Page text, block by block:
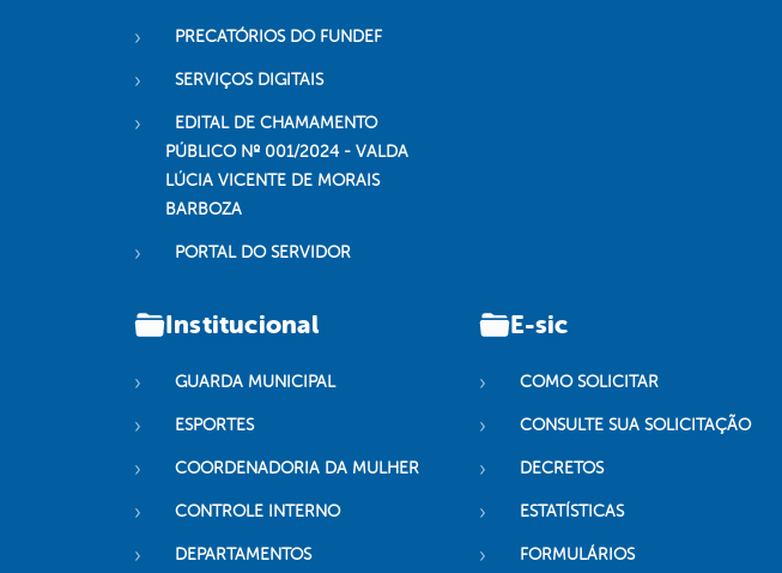
PRECATÓRIOS DO FUNDEF
SERVIÇOS DIGITAIS
EDITAL DE CHAMAMENTO
PÚBLICO Nº 001/2024 - VALDA
LÚCIA VICENTE DE MORAIS
BARBOZA
PORTAL DO SERVIDOR
Institucional
GUARDA MUNICIPAL
ESPORTES
COORDENADORIA DA MULHER
CONTROLE INTERNO
DEPARTAMENTOS
E-sic
COMO SOLICITAR
CONSULTE SUA SOLICITAÇÃO
DECRETOS
ESTATÍSTICAS
FORMULÁRIOS